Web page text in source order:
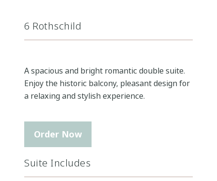
6 Rothschild
A spacious and bright romantic double suite.
Enjoy the historic balcony, pleasant design for
a relaxing and stylish experience.
Order Now
Suite Includes